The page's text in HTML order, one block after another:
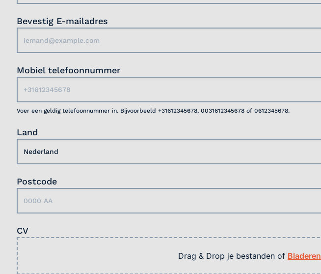
Bevestig E-mailadres
Mobiel telefoonnummer
Voer een geldig telefoonnummer in. Bijvoorbeeld +31612345678, 0031612345678 of 0612345678.
Land
Postcode
CV
Drag & Drop je bestanden of Bladeren